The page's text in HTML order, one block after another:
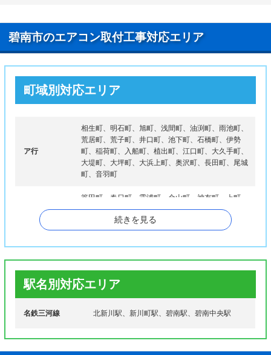
碧南市のエアコン取付工事対応エリア
町域別対応エリア
ア行
相生町、明石町、旭町、浅間町、油渕町、雨池町、
荒居町、荒子町、井口町、池下町、石橋町、伊勢
町、稲荷町、入船町、植出町、江口町、大久手町、
大堤町、大坪町、大浜上町、奥沢町、長田町、尾城
町、音羽町
篭田町、春日町、霞浦町、金山町、神有町、上町、
亀穴町、河方町、川口町、川端町、神田町、雁道
町、北浦町、北町、久沓町、栗山町、源氏神明町、
源氏町、鴻島町、港南町、向陽町、湖西町、小屋下
サ行
角町、三間町、三度山町、汐田町、塩浜町、潮見
町、志貴崎町、志貴町、島池町、清水町、下洲町、
町、末広町、洲先町、須磨町、住吉町、千福町、善
続きを見る
駅名別対応エリア
名鉄三河線 北新川駅、新川町駅、碧南駅、碧南中央駅